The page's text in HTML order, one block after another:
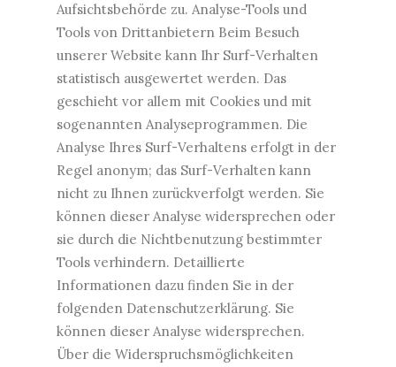
Aufsichtsbehörde zu. Analyse-Tools und
Tools von Drittanbietern Beim Besuch
unserer Website kann Ihr Surf-Verhalten
statistisch ausgewertet werden. Das
geschieht vor allem mit Cookies und mit
sogenannten Analyseprogrammen. Die
Analyse Ihres Surf-Verhaltens erfolgt in der
Regel anonym; das Surf-Verhalten kann
nicht zu Ihnen zurückverfolgt werden. Sie
können dieser Analyse widersprechen oder
sie durch die Nichtbenutzung bestimmter
Tools verhindern. Detaillierte
Informationen dazu finden Sie in der
folgenden Datenschutzerklärung. Sie
können dieser Analyse widersprechen.
Über die Widerspruchsmöglichkeiten